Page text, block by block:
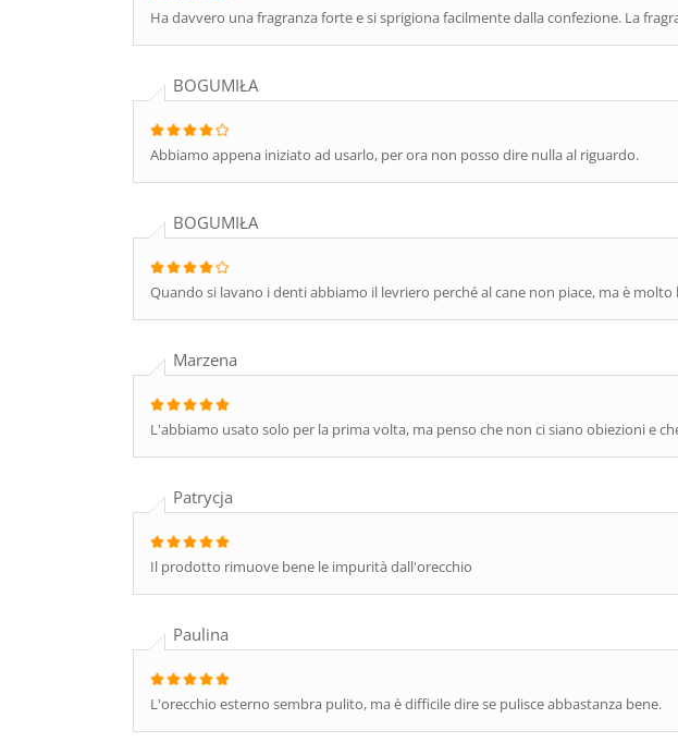
Ha davvero una fragranza forte e si sprigiona facilmente dalla confezione. La
BOGUMIŁA
Abbiamo appena iniziato ad usarlo, per ora non posso dire nulla al riguardo.
BOGUMIŁA
Quando si lavano i denti abbiamo il levriero perché al cane non piace, ma è
Marzena
L'abbiamo usato solo per la prima volta, ma penso che non ci siano obiezioni e
Patrycja
Il prodotto rimuove bene le impurità dall'orecchio
Paulina
L'orecchio esterno sembra pulito, ma è difficile dire se pulisce abbastanza bene.